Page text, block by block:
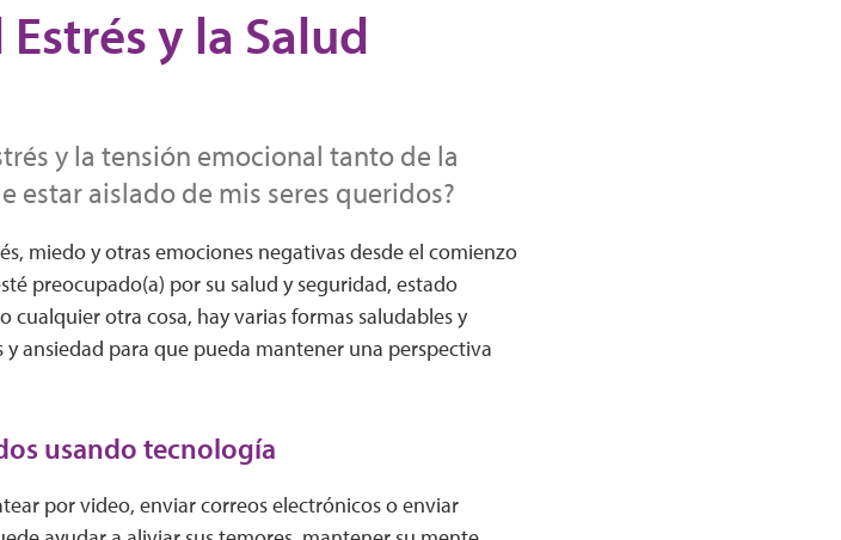
y la Salud
y la tensión emocional tanto de la
estar aislado de mis seres queridos?
miedo y otras emociones negativas desde el comienzo
preocupado(a) por su salud y seguridad, estado
otra cosa, hay varias formas saludables y
ansiedad para que pueda mantener una perspectiva
usando tecnología
por video, enviar correos electrónicos o enviar